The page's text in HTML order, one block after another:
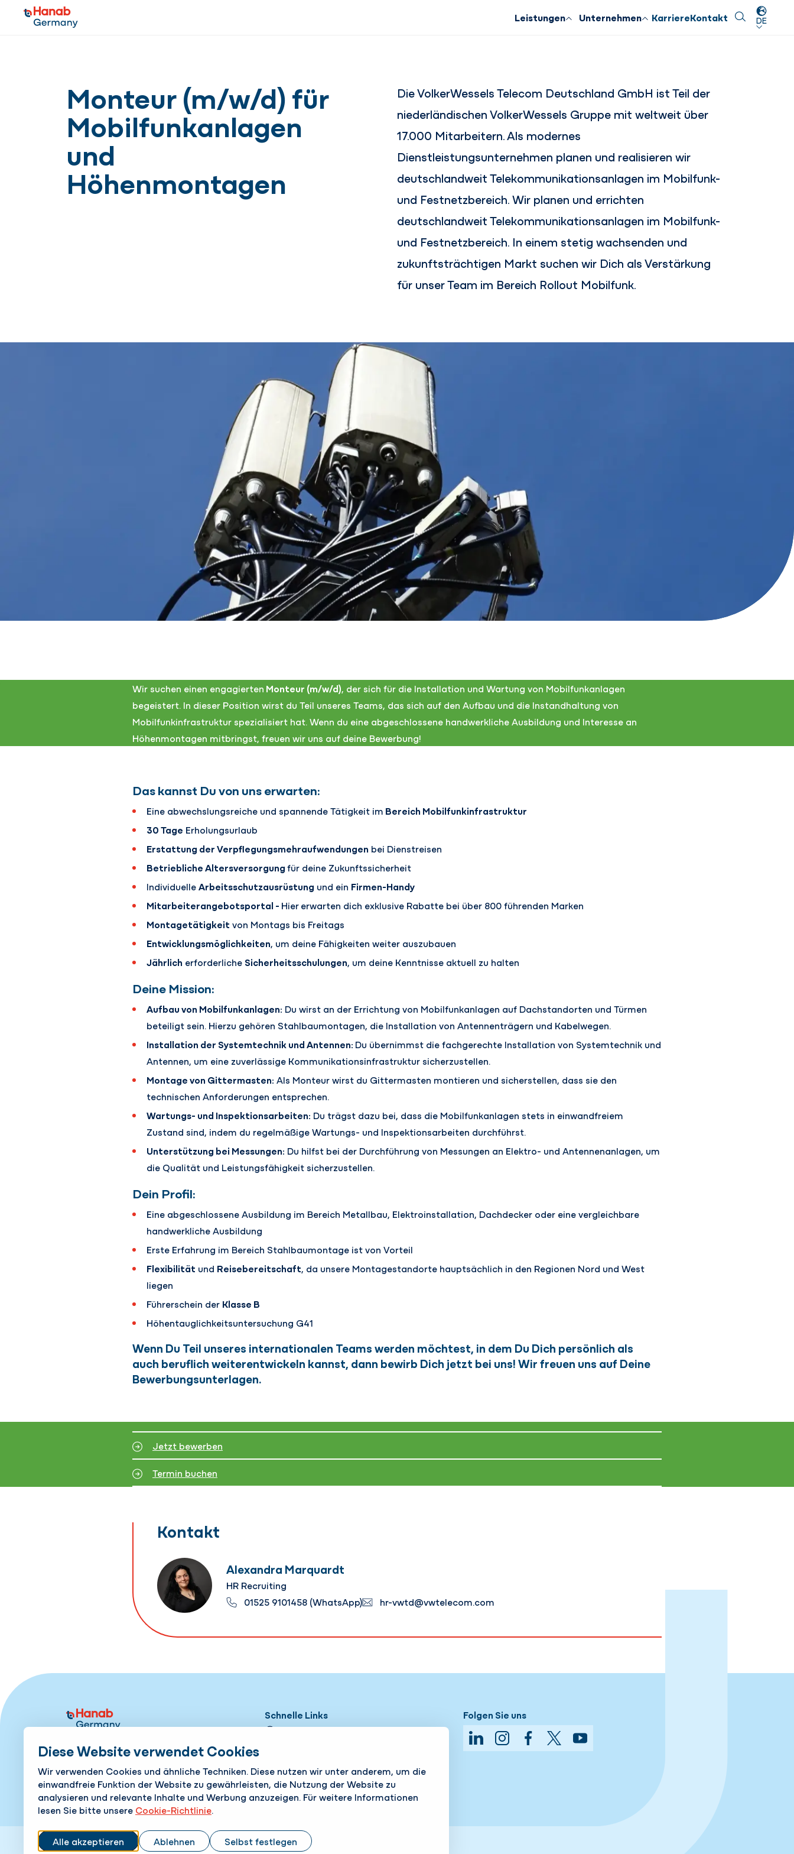
Diese Website verwendet Cookies
Wir verwenden Cookies und ähnliche Techniken. Diese nutzen wir unter anderem, um die
einwandfreie Funktion der Website zu gewährleisten, die Nutzung der Website zu
analysieren und relevante Inhalte und Werbung anzuzeigen. Für weitere Informationen
lesen Sie bitte unsere Cookie-Richtlinie.
Alle akzeptieren Ablehnen Selbst festlegen
Leistungen Unternehmen KarriereKontakt DE
Suche
Monteur (m/w/d) für
Mobilfunkanlagen
und
Höhenmontagen
Die VolkerWessels Telecom Deutschland GmbH ist Teil der
niederländischen VolkerWessels Gruppe mit weltweit über
17.000 Mitarbeitern. Als modernes
Dienstleistungsunternehmen planen und realisieren wir
deutschlandweit Telekommunikationsanlagen im Mobilfunk-
und Festnetzbereich. Wir planen und errichten
deutschlandweit Telekommunikationsanlagen im Mobilfunk-
und Festnetzbereich. In einem stetig wachsenden und
zukunftsträchtigen Markt suchen wir Dich als Verstärkung
für unser Team im Bereich Rollout Mobilfunk.
Wir suchen einen engagierten Monteur (m/w/d), der sich für die Installation und Wartung von Mobilfunkanlagen
begeistert. In dieser Position wirst du Teil unseres Teams, das sich auf den Aufbau und die Instandhaltung von
Mobilfunkinfrastruktur spezialisiert hat. Wenn du eine abgeschlossene handwerkliche Ausbildung und Interesse an
Höhenmontagen mitbringst, freuen wir uns auf deine Bewerbung!
Das kannst Du von uns erwarten:
Eine abwechslungsreiche und spannende Tätigkeit im Bereich Mobilfunkinfrastruktur
30 Tage Erholungsurlaub
Erstattung der Verpflegungsmehraufwendungen bei Dienstreisen
Betriebliche Altersversorgungfür deine Zukunftssicherheit
IndividuelleArbeitsschutzausrüstung und ein Firmen-Handy
Mitarbeiterangebotsportal - Hiererwarten dich exklusive Rabatte bei über 800 führenden Marken
Montagetätigkeit von Montags bis Freitags
Entwicklungsmöglichkeiten, um deine Fähigkeiten weiter auszubauen
Jährlich erforderliche Sicherheitsschulungen, um deine Kenntnisse aktuell zu halten
Deine Mission:
Aufbau von Mobilfunkanlagen: Du wirst an der Errichtung von Mobilfunkanlagen auf Dachstandorten und Türmen
beteiligt sein. Hierzu gehören Stahlbaumontagen, die Installation von Antennenträgern und Kabelwegen.
Installation der Systemtechnik und Antennen: Du übernimmst die fachgerechte Installation von Systemtechnik und
Antennen, um eine zuverlässige Kommunikationsinfrastruktur sicherzustellen.
Montage von Gittermasten: Als Monteur wirst du Gittermasten montieren und sicherstellen, dass sie den
technischen Anforderungen entsprechen.
Wartungs- und Inspektionsarbeiten: Du trägst dazu bei, dass die Mobilfunkanlagen stets in einwandfreiem
Zustand sind, indem du regelmäßige Wartungs- und Inspektionsarbeiten durchführst.
Unterstützung bei Messungen: Du hilfst bei der Durchführung von Messungen an Elektro- und Antennenanlagen, um
die Qualität und Leistungsfähigkeit sicherzustellen.
Dein Profil:
Eine abgeschlossene Ausbildung im Bereich Metallbau, Elektroinstallation, Dachdecker oder eine vergleichbare
handwerkliche Ausbildung
Erste Erfahrung im Bereich Stahlbaumontage ist von Vorteil
Flexibilität und Reisebereitschaft, da unsere Montagestandorte hauptsächlich in den Regionen Nord und West
liegen
Führerschein der Klasse B
Höhentauglichkeitsuntersuchung G41
Wenn Du Teil unseres internationalen Teams werden möchtest, in dem Du Dich persönlich als
auch beruflich weiterentwickeln kannst, dann bewirb Dich jetzt bei uns! Wir freuen uns auf Deine
Bewerbungsunterlagen.
Jetzt bewerben
Termin buchen
Kontakt
Alexandra Marquardt
HR Recruiting
01525 9101458 (WhatsApp)
hr-vwtd@vwtelecom.com
🏠 Europaallee 1, 46047 Oberhausen
📞 0208 / 43962 885
Kontakt
Schnelle Links
Leistungen
Karriere
Folgen Sie uns
LinkedInInstagram
FacebookTwitterYouTube
Schließen